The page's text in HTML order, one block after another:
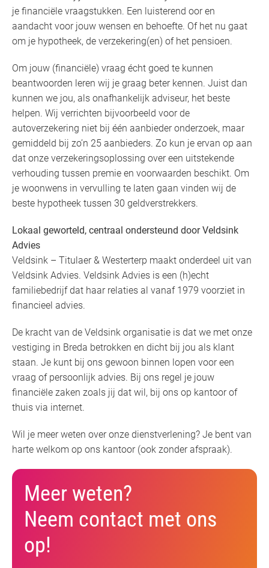
je financiële vraagstukken. Een luisterend oor en
aandacht voor jouw wensen en behoefte. Of het nu gaat
om je hypotheek, de verzekering(en) of het pensioen.
Om jouw (financiële) vraag écht goed te kunnen
beantwoorden leren wij je graag beter kennen. Juist dan
kunnen we jou, als onafhankelijk adviseur, het beste
helpen. Wij verrichten bijvoorbeeld voor de
autoverzekering niet bij één aanbieder onderzoek, maar
gemiddeld bij zo’n 25 aanbieders. Zo kun je ervan op aan
dat onze verzekeringsoplossing over een uitstekende
verhouding tussen premie en voorwaarden beschikt. Om
je woonwens in vervulling te laten gaan vinden wij de
beste hypotheek tussen 30 geldverstrekkers.
Lokaal geworteld, centraal ondersteund door Veldsink
Advies
Veldsink – Titulaer & Westerterp maakt onderdeel uit van
Veldsink Advies. Veldsink Advies is een (h)echt
familiebedrijf dat haar relaties al vanaf 1979 voorziet in
financieel advies.
De kracht van de Veldsink organisatie is dat we met onze
vestiging in Breda betrokken en dicht bij jou als klant
staan. Je kunt bij ons gewoon binnen lopen voor een
vraag of persoonlijk advies. Bij ons regel je jouw
financiële zaken zoals jij dat wil, bij ons op kantoor of
thuis via internet.
Wil je meer weten over onze dienstverlening? Je bent van
harte welkom op ons kantoor (ook zonder afspraak).
Meer weten?
Neem contact met ons
op!